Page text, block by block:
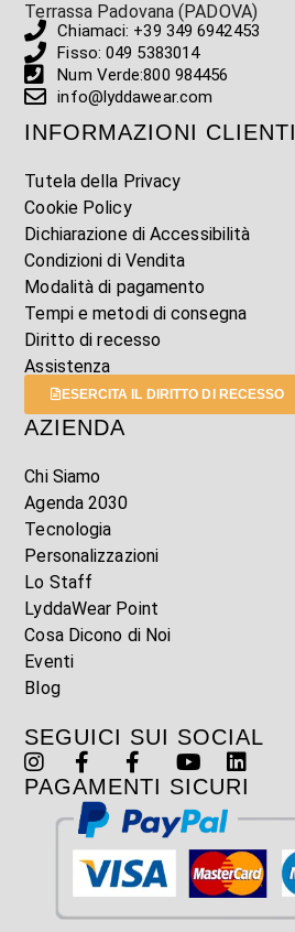
Terrassa Padovana (PADOVA)
Chiamaci: +39 349 6942453
Fisso: 049 5383014
Num Verde:800 984456
info@lyddawear.com
INFORMAZIONI CLIENTI
Tutela della Privacy
Cookie Policy
Dichiarazione di Accessibilità
Condizioni di Vendita
Modalità di pagamento
Tempi e metodi di consegna
Diritto di recesso
Assistenza
ESERCITA IL DIRITTO DI RECESSO
AZIENDA
Chi Siamo
Agenda 2030
Tecnologia
Personalizzazioni
Lo Staff
LyddaWear Point
Cosa Dicono di Noi
Eventi
Blog
SEGUICI SUI SOCIAL
PAGAMENTI SICURI